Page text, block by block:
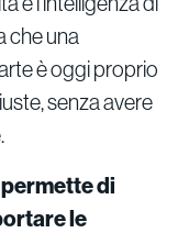
che una
è oggi proprio
senza avere
di
le